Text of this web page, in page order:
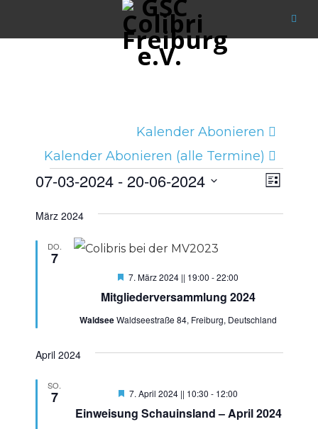
Kalender Abonieren
Kalender Abonieren (alle Termine)
Veranstaltungen Liste
07-03-2024 - 20-06-2024
März 2024
DO.
7
Mitgliederversammlung 2024
Hervorgehoben
7. März 2024 || 19:00 -22:00
WaldseeWaldseestraße 84, Freiburg, Deutschland
April 2024
SO.
7
Einweisung Schauinsland – April 2024
Hervorgehoben
7. April 2024 || 10:30 - 12:00